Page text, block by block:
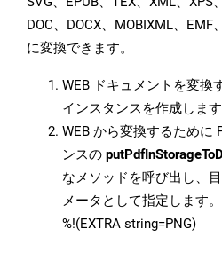
DOC、DOCX、MOBIXML、
に変換できます。
WEB ドキュメントを変換
インスタンスを作成します
WEB から変換するために
ンスの
なメソッドを呼び出し、
メータとして指定します。
%!(EXTRA string=PNG)